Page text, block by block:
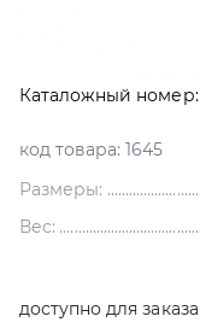
Каталожный номер:
код товара: 1645
Размеры:
Вес:
доступно для заказа